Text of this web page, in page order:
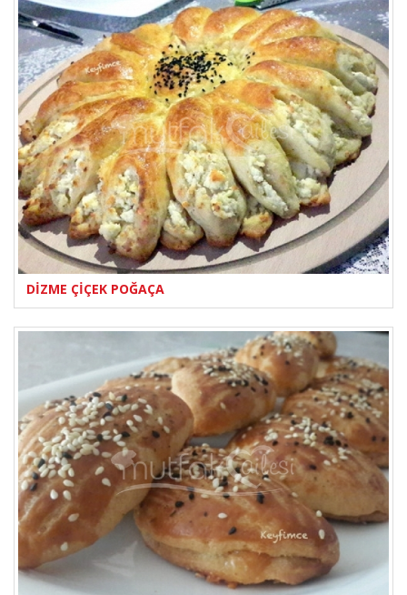
DİZME ÇİÇEK POĞAÇA